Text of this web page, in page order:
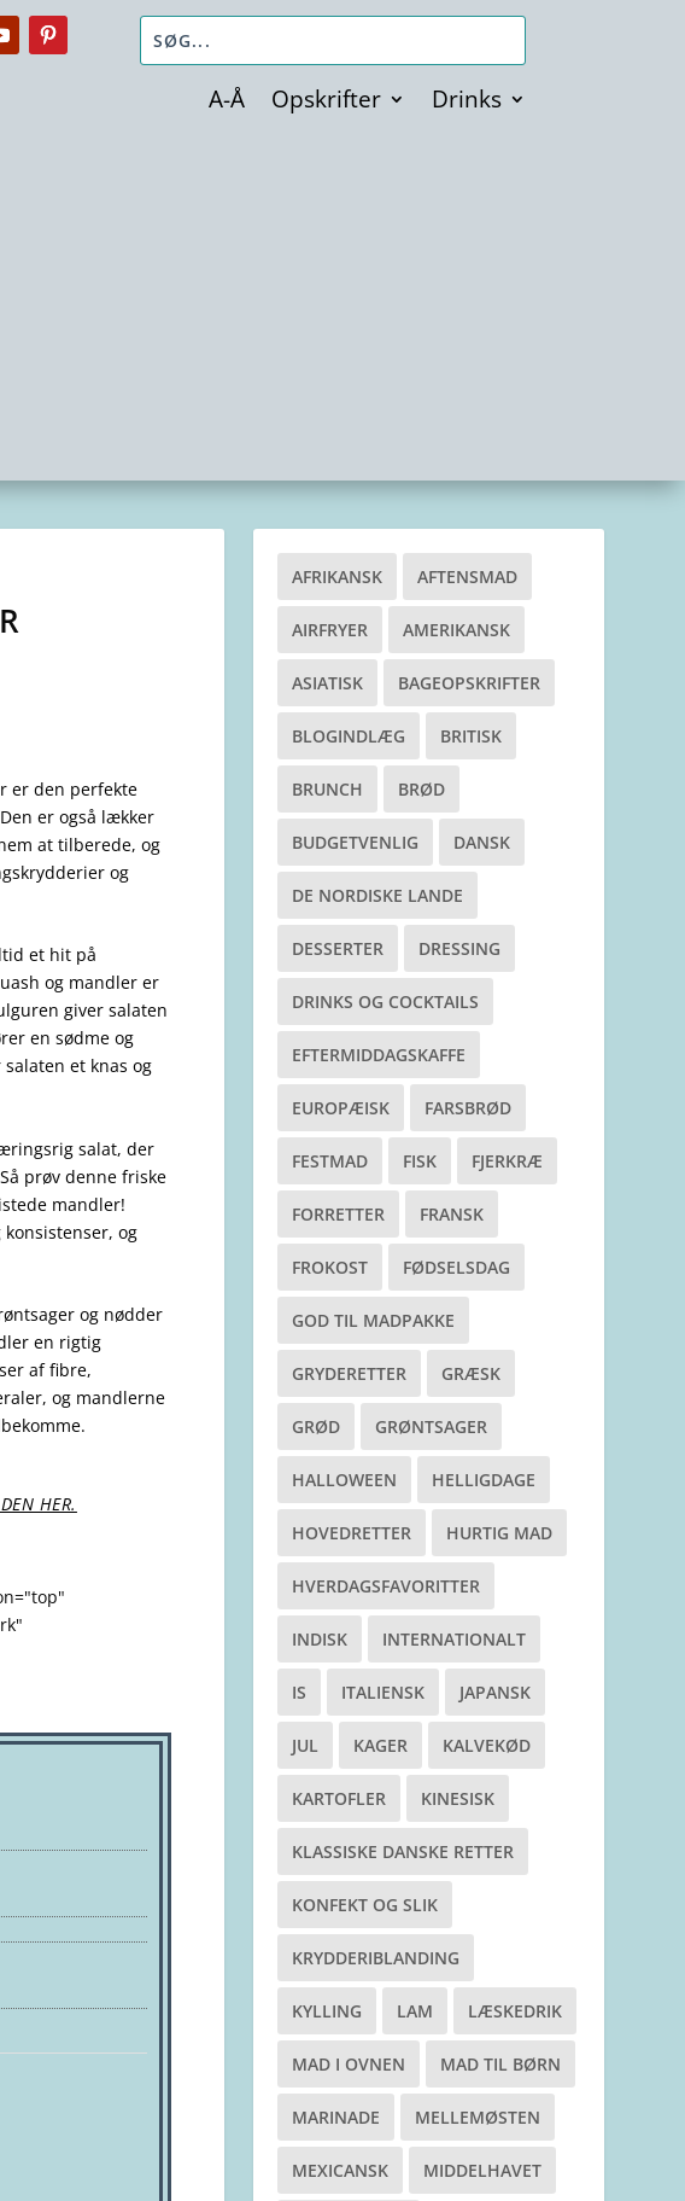
A-Å Opskrifter Drinks
er den perfekte
er også lækker
at tilberede, og
og
et hit på
og mandler er
giver salaten
en sødme og
et knas og
salat, der
prøv denne friske
mandler!
og
og nødder
en rigtig
af fibre,
og mandlerne
HER.
AFRIKANSK AFTENSMAD
AIRFRYER AMERIKANSK
ASIATISK BAGEOPSKRIFTER
BLOGINDLÆG BRITISK
BRUNCH BRØD
BUDGETVENLIG DANSK
DE NORDISKE LANDE
DESSERTER DRESSING
DRINKS OG COCKTAILS
EFTERMIDDAGSKAFFE
EUROPÆISK FARSBRØD
FESTMAD FISK FJERKRÆ
FORRETTER FRANSK
FROKOST FØDSELSDAG
GOD TIL MADPAKKE
GRYDERETTER GRÆSK
GRØD GRØNTSAGER
HALLOWEEN HELLIGDAGE
HOVEDRETTER HURTIG MAD
HVERDAGSFAVORITTER
INDISK INTERNATIONALT
IS ITALIENSK JAPANSK
JUL KAGER KALVEKØD
KARTOFLER KINESISK
KLASSISKE DANSKE RETTER
KONFEKT OG SLIK
KRYDDERIBLANDING
KYLLING LAM LÆSKEDRIK
MAD I OVNEN MAD TIL BØRN
MARINADE MELLEMØSTEN
MEXICANSK MIDDELHAVET